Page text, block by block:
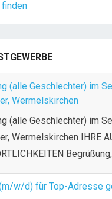
(alle Geschlechter) im
Wermelskirchen
(alle Geschlechter) im
Wermelskirchen IHRE
Begrüßung,
w/d) für Top-Adresse